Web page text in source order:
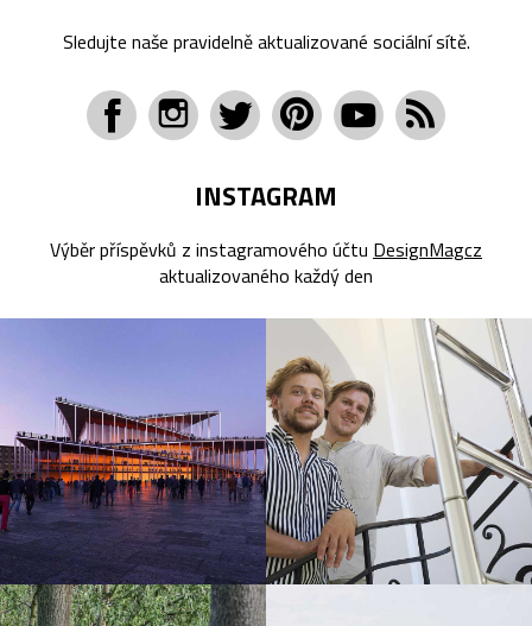
Sledujte naše pravidelně aktualizované sociální sítě.
INSTAGRAM
Výběr příspěvků z instagramového účtu DesignMagcz
aktualizovaného každý den